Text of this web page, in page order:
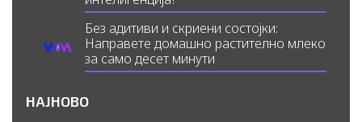
Без адитиви и скриени состојки:
Направете домашно растително млеко
за само десет минути
НАЈНОВО